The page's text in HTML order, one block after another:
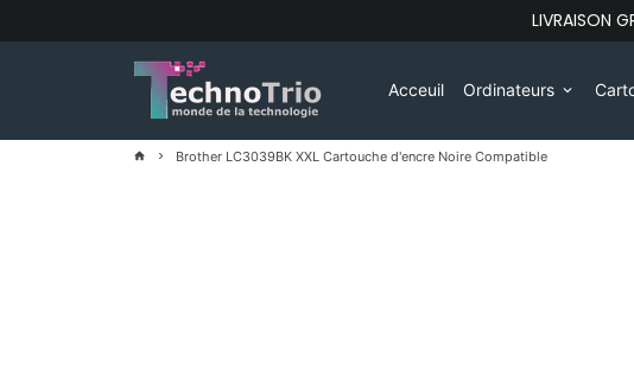
au
LIVRAISON
Acceuil Ordinateurs keyboard_arrow_down
home keyboard_arrow_right Brother LC3039BK XXL Cartouche d'encre Noire Compatible